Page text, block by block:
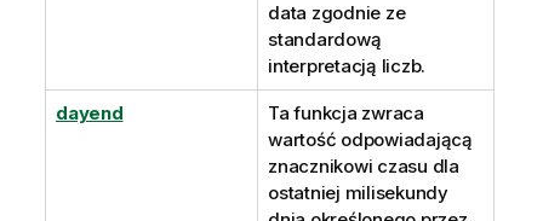
data zgodnie ze
standardową
interpretacją liczb.
dayend
Ta funkcja zwraca
wartość odpowiadającą
znacznikowi czasu dla
ostatniej milisekundy